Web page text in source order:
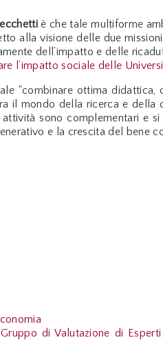
è che tale multiforme
alla visione delle due
dell’impatto e delle
l’impatto sociale delle
"combinare ottima
il mondo della ricerca e della
sono complementari e si
e la crescita del bene
di Valutazione di